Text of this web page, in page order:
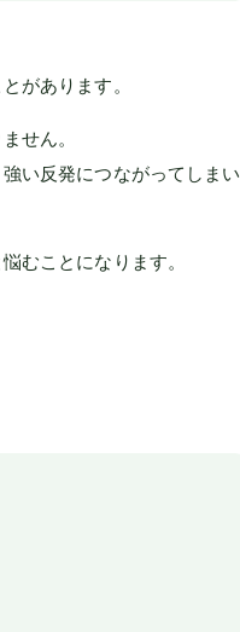
があります。
せん。
い反発につながってしまい
むことになります。